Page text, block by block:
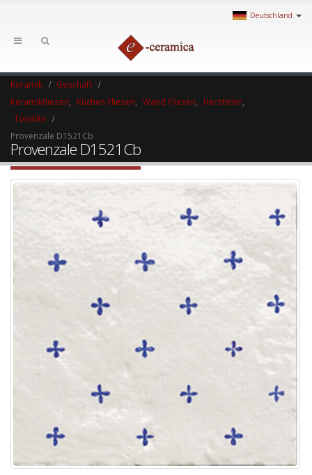
Deutschland
Keramik
Geschäft
Keramikfliesen
Küchen Fliesen Wand Fliesen Hersteller
Tonalite
Provenzale D1521Cb
Provenzale D1521Cb